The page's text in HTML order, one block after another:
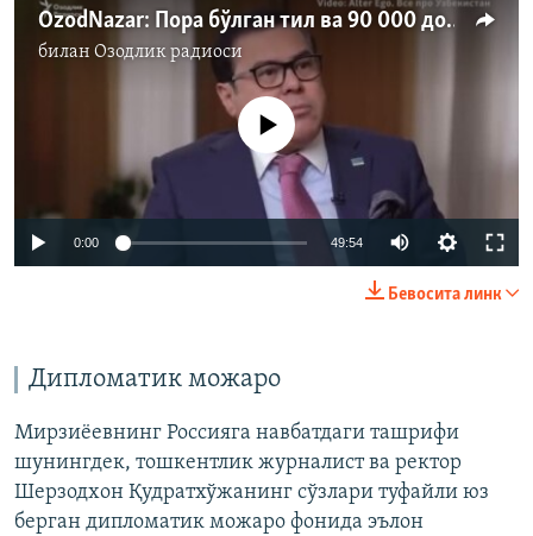
OzodNazar: Пора бўлган тил ва 90 000 долларли пора
билан Озодлик радиоси
Айни дамда медиа-манба мавжуд эмас
0:00 49:54
Бевосита линк
Дипломатик можаро
Мирзиёевнинг Россияга навбатдаги ташрифи
шунингдек, тошкентлик журналист ва ректор
Шерзодхон Қудратхўжанинг сўзлари туфайли юз
берган дипломатик можаро фонида эълон